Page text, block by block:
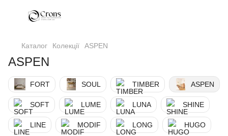
Каталог Колекції ASPEN
ASPEN
FORT SOUL TIMBER ASPEN
SOFT LUME LUNA SHINE
LINE MODIF LONG HUGO